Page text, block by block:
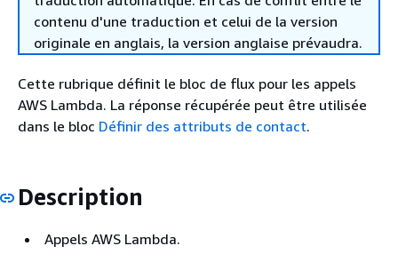
contenu d'une traduction et celui de la version
originale en anglais, la version anglaise prévaudra.
Cette rubrique définit le bloc de flux pour les appels
AWS Lambda. La réponse récupérée peut être utilisée
dans le bloc Définir des attributs de contact.
Description
Appels AWS Lambda.